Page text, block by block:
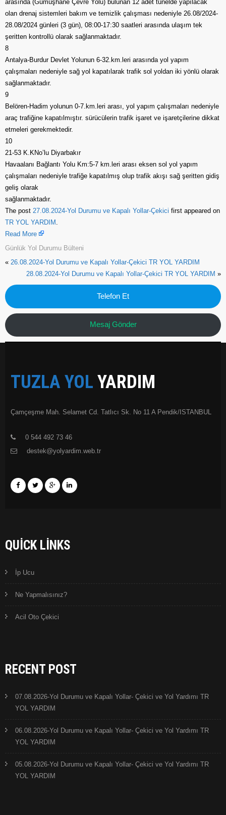
arasında (Gümüşhane Çevre Yolu) bulunan 12 adet tünelde yapılacak
olan drenaj sistemleri bakım ve temizlik çalışması nedeniyle 26.08/2024-
28.08/2024 günleri (3 gün), 08:00-17:30 saatleri arasında ulaşım tek
şeritten kontrollü olarak sağlanmaktadır.
8
Antalya-Burdur Devlet Yolunun 6-32.km.leri arasında yol yapım
çalışmaları nedeniyle sağ yol kapatılarak trafik sol yoldan iki yönlü olarak
sağlanmaktadır.
9
Belören-Hadim yolunun 0-7.km.leri arası, yol yapım çalışmaları nedeniyle
araç trafiğine kapatılmıştır. sürücülerin trafik işaret ve işaretçilerine dikkat
etmeleri gerekmektedir.
10
21-53 K.KNo’lu Diyarbakır
Havaalanı Bağlantı Yolu Km:5-7 km.leri arası eksen sol yol yapım
çalışmaları nedeniyle trafiğe kapatılmış olup trafik akışı sağ şeritten gidiş
geliş olarak
sağlanmaktadır.
The post 27.08.2024-Yol Durumu ve Kapalı Yollar-Çekici first appeared on
TR YOL YARDIM .
Read More
Günlük Yol Durumu Bülteni
« 26.08.2024-Yol Durumu ve Kapalı Yollar-Çekici TR YOL YARDIM
28.08.2024-Yol Durumu ve Kapalı Yollar-Çekici TR YOL YARDIM »
Telefon Et
Mesaj Gönder
TUZLA YOL YARDIM
Çamçeşme Mah. Selamet Cd. Tatlıcı Sk. No 11 A Pendik/ISTANBUL
0 544 492 73 46
destek@yolyardim.web.tr
QUICK LINKS
İp Ucu
Ne Yapmalısınız?
Acil Oto Çekici
RECENT POST
07.08.2026-Yol Durumu ve Kapalı Yollar- Çekici ve Yol Yardımı TR
YOL YARDIM
06.08.2026-Yol Durumu ve Kapalı Yollar- Çekici ve Yol Yardımı TR
YOL YARDIM
05.08.2026-Yol Durumu ve Kapalı Yollar- Çekici ve Yol Yardımı TR
YOL YARDIM